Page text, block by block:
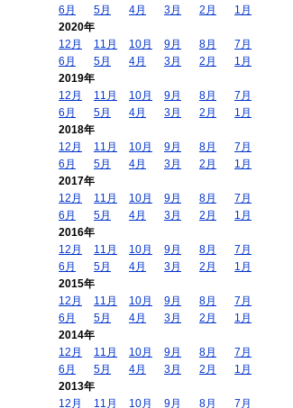
6月
5月 4月 3月 2月
1月
2020年
12月
11月 10月 9月 8月
7月
6月
5月 4月 3月 2月
1月
2019年
12月
11月 10月 9月 8月
7月
6月
5月 4月 3月 2月
1月
2018年
12月
11月 10月 9月 8月
7月
6月
5月 4月 3月 2月
1月
2017年
12月
11月 10月 9月 8月
7月
6月
5月 4月 3月 2月
1月
2016年
12月
11月 10月 9月 8月
7月
6月
5月 4月 3月 2月
1月
2015年
12月
11月 10月 9月 8月
7月
6月
5月 4月 3月 2月
1月
2014年
12月
11月 10月 9月 8月
7月
6月
5月 4月 3月 2月
1月
2013年
12月
11月 10月 9月 8月 7月